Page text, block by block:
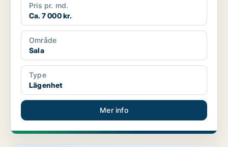
Pris pr. md.
Ca. 7 000 kr.
Område
Sala
Type
Lägenhet
Mer info